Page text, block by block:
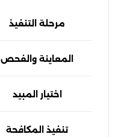
مرحلة التنفيذ
المعاينة والفحص
اختيار المبيد
تنفيذ المكافحة